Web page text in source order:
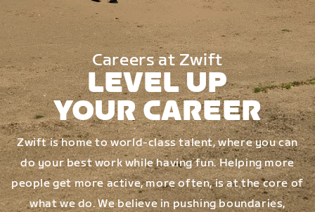
Careers at Zwift
LEVEL UP
YOUR CAREER
Zwift is home to world-class talent, where you can
do your best work while having fun. Helping more
people get more active, more often, is at the core of
what we do. We believe in pushing boundaries,